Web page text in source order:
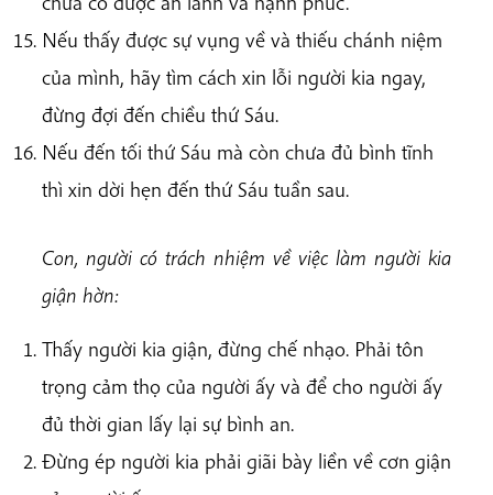
Nếu thấy được sự vụng về và thiếu chánh niệm
của mình, hãy tìm cách xin lỗi người kia ngay,
đừng đợi đến chiều thứ Sáu.
Nếu đến tối thứ Sáu mà còn chưa đủ bình tĩnh
thì xin dời hẹn đến thứ Sáu tuần sau.
Con, người có trách nhiệm về việc làm người kia
giận hờn:
Thấy người kia giận, đừng chế nhạo. Phải tôn
trọng cảm thọ của người ấy và để cho người ấy
đủ thời gian lấy lại sự bình an.
Đừng ép người kia phải giãi bày liền về cơn giận